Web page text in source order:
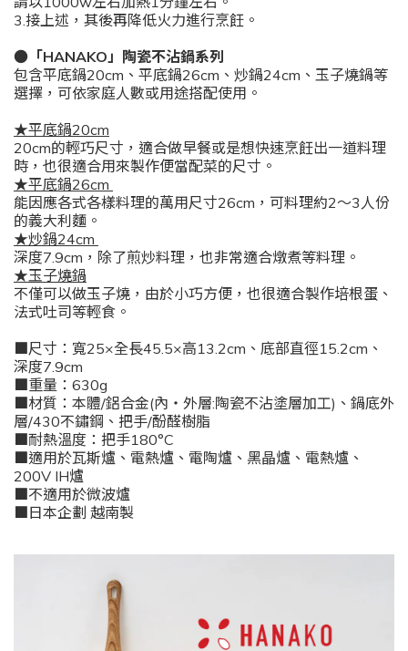
3.接上述，其後再降低火力進行烹飪。
●「HANAKO」陶瓷不沾鍋系列
包含平底鍋20cm、平底鍋26cm、炒鍋24cm、玉子燒鍋等
選擇，可依家庭人數或用途搭配使用。
★平底鍋20cm
20cm的輕巧尺寸，適合做早餐或是想快速烹飪出一道料理
時，也很適合用來製作便當配菜的尺寸。
★平底鍋26cm
能因應各式各樣料理的萬用尺寸26cm，可料理約2～3人份
的義大利麵。
★炒鍋24cm
深度7.9cm，除了煎炒料理，也非常適合燉煮等料理。
★玉子燒鍋
不僅可以做玉子燒，由於小巧方便，也很適合製作培根蛋、
法式吐司等輕食。
■尺寸：寬25×全長45.5×高13.2cm、底部直徑15.2cm、
深度7.9cm
■重量：630g
■材質：本體/鋁合金(內‧外層:陶瓷不沾塗層加工)、鍋底外
層/430不鏽鋼、把手/酚醛樹脂
■耐熱溫度：把手180°C
■適用於瓦斯爐、電熱爐、電陶爐、黑晶爐、電熱爐、
200V IH爐
■不適用於微波爐
■日本企劃 越南製